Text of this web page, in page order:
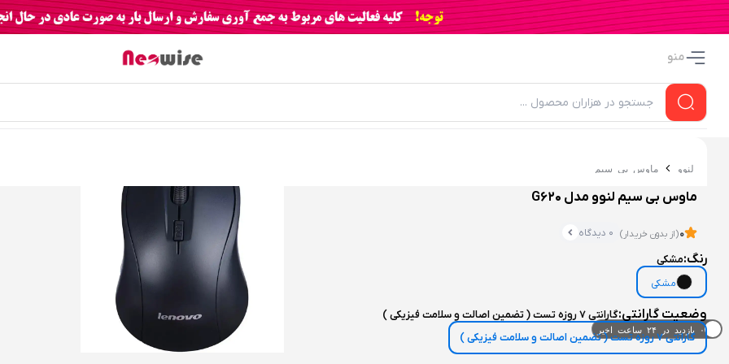
منو
۰ خریدار در ۱ ماه اخیر
لنوو ماوس بی سیم
ماوس بی سیم لنوو مدل G620
0(از بدون خریدار) 0 دیدگاه
رنگ:مشکی
مشکی
وضعیت گارانتی:گارانتی 7 روزه تست ( تضمین اصالت و سلامت فیزیکی )
گارانتی 7 روزه تست ( تضمین اصالت و سلامت فیزیکی )